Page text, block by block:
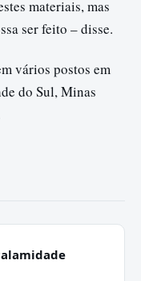
materiais, mas
ser feito – disse.
vários postos em
do Sul, Minas